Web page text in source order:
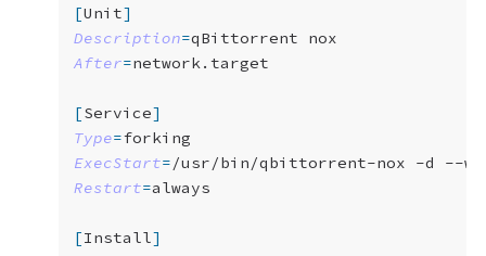
[Unit]
Description=
After=
[Service]
Type=
ExecStart=/usr/bin/qbittorrent-nox -d --
Restart=
[Install]